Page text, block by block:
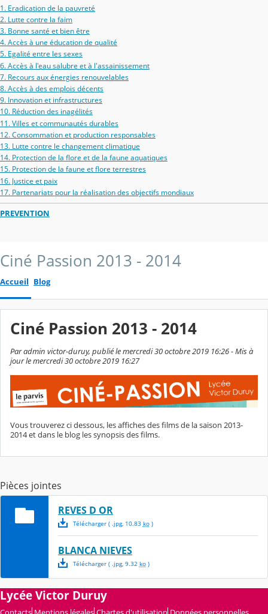
1. Eradication de la pauvreté
2. Lutte contre la faim
3. Bonne santé et bien être
4. Accès à une éducation de qualité
5. Egalité entre les sexes
6. Accès à l'eau salubre et à l'assainissement
7. Recours aux énergies renouvelables
8. Accès à des emplois décents
9. Innovation et infrastructures
10. Réduction des inagélités
11. Villes et communautés durables
12. Consommation et production responsables
13. Lutte contre le changement climatique
14. Protection de la flore et de la faune aquatiques
15. Protection de la faune et flore terrestres
16. Justice et paix
17. Partenariats pour la réalisation des objectifs mondiaux
PREVENTION
Ciné Passion 2013 - 2014
Accueil Blog
Ciné Passion 2013 - 2014
Par admin victor-duruy, publié le mercredi 30 octobre 2019 16:26 - Mis à
jour le mercredi 30 octobre 2019 16:27
Vous trouverez ci dessous, les affiches des films de la saison 2013-
2014 et dans le blog les synopsis des films.
Pièces jointes
REVES D OR
Télécharger( .jpg, 10.83 ko)
BLANCA NIEVES
Télécharger( .jpg, 9.32 ko)
Lycée Victor Duruy